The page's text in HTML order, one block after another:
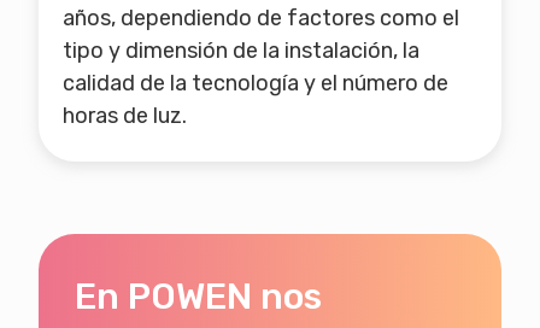
años, dependiendo de factores como el
tipo y dimensión de la instalación, la
calidad de la tecnología y el número de
horas de luz.
En POWEN nos